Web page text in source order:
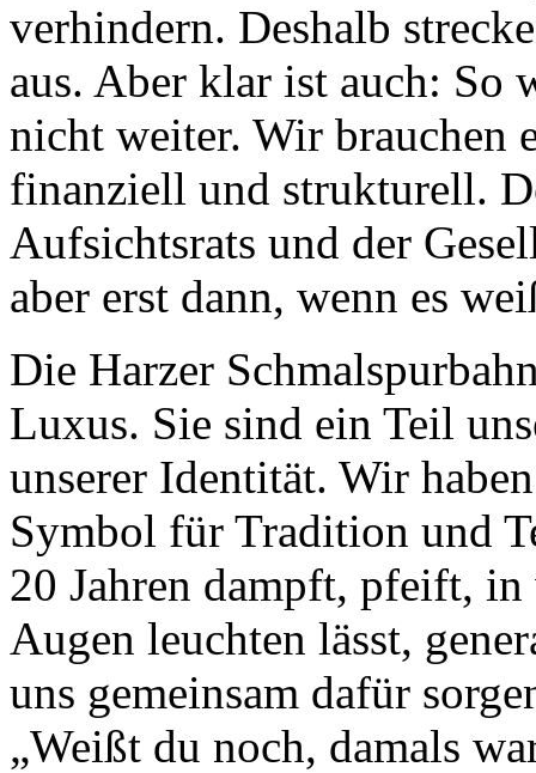
verhindern. Deshalb
aus. Aber klar ist auch: So
nicht weiter. Wir brauchen
finanziell und strukturell.
Aufsichtsrats und der
aber erst dann, wenn es
Die Harzer
Luxus. Sie sind ein Teil
unserer Identität. Wir
Symbol für Tradition und
20 Jahren dampft, pfeift,
Augen leuchten lässt,
uns gemeinsam dafür
„Weißt du noch, damals